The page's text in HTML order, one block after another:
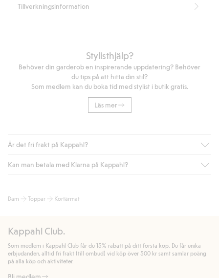
Längd 62 cm i storlek S
Tillverkningsinformation
Stylisthjälp?
Behöver din garderob en inspirerande uppdatering? Behöver
du tips på att hitta din stil?
Som medlem kan du boka tid med stylist i butik gratis.
Läs mer
Är det fri frakt på Kappahl?
Är du medlem i Kappahl Club har du alltid gratis frakt till butik
automatik efter du loggat in och identifierats som medlem.
handlar för.
Läs mer
Kan man betala med Klarna på Kappahl?
bland annat faktura och swish men även andra betalningssätt.
allmänna villkor.
Läs mer
Dam Toppar Kortärmat
Kappahl Club.
Som medlem i Kappahl Club får du 15% rabatt på ditt första köp. Du får unika
erbjudanden, alltid fri frakt (till ombud) vid köp över 500 kr samt samlar poäng
på alla köp och aktiviteter.
Bli medlem